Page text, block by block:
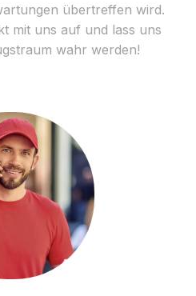
übertreffen wird.
mit uns auf und lass uns
wahr werden!